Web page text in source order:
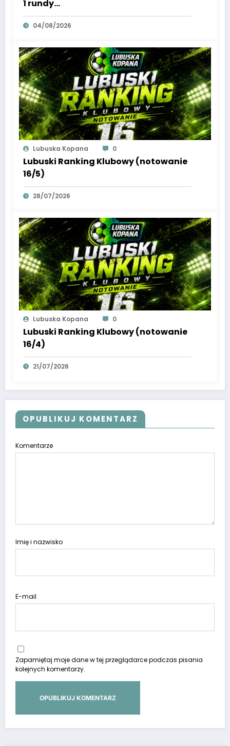
1 rundy…
04/08/2026
Lubuska Kopana 0
Lubuski Ranking Klubowy (notowanie
16/5)
28/07/2026
Lubuska Kopana 0
Lubuski Ranking Klubowy (notowanie
16/4)
21/07/2026
OPUBLIKUJ KOMENTARZ
Komentarze
Imię i nazwisko
E-mail
Zapamiętaj moje dane w tej przeglądarce podczas pisania
kolejnych komentarzy.